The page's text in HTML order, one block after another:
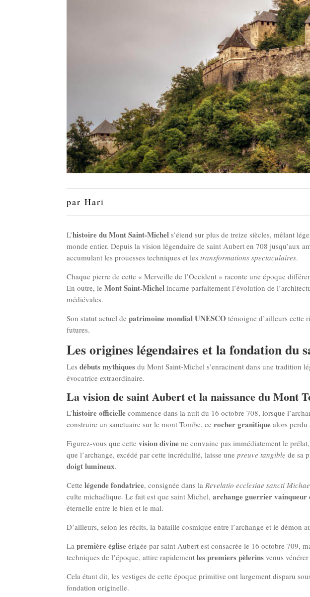
parHari
L’histoire du Mont Saint-Michel s’étend sur plus de treize siècles, mêlant
monde entier. Depuis la vision légendaire de saint Aubert en 708 jusqu’aux
accumulant les prouesses techniques et lestransformations spectaculaires.
Chaque pierre de cette « Merveille de l’Occident » raconte une époque
En outre, leMont Saint-Michel incarne parfaitement l’évolution de
médiévales.
Son statut actuel depatrimoine mondial UNESCO témoigne d’ailleurs cette
futures.
Les origines légendaires et la fondation du
Lesdébuts mythiques du Mont Saint-Michel s’enracinent dans une tradition
évocatrice extraordinaire.
La vision de saint Aubert et la naissance du Mont
L’histoire officielle commence dans la nuit du 16 octobre 708, lorsque
construire un sanctuaire sur le mont Tombe, cerocher granitique alors perdu
Figurez-vous que cettevision divine ne convainc pas immédiatement le
que l’archange, excédé par cette incrédulité, laisse unepreuve tangible de sa
doigt lumineux.
Cettelégende fondatrice, consignée dans la Revelatio ecclesiae sancti
culte michaélique. Le fait est que saint Michel,archange guerrier vainqueur
éternelle entre le bien et le mal.
D’ailleurs, selon les récits, la bataille cosmique entre l’archange et le démon
Lapremière église érigée par saint Aubert est consacrée le 16 octobre 709,
techniques de l’époque, attire rapidementles premiers pèlerins venus
Cela étant dit, les vestiges de cette époque primitive ont largement disparu
fondation originelle.